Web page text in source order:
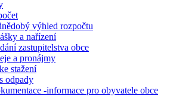
výhled rozpočtu
a nařízení
zastupitelstva obce
a pronájmy
stažení
odpady
-informace pro obyvatele obce